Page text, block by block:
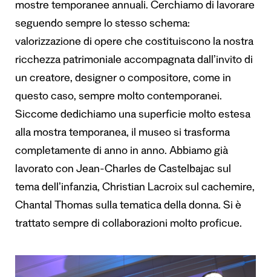
mostre temporanee annuali. Cerchiamo di lavorare
seguendo sempre lo stesso schema:
valorizzazione di opere che costituiscono la nostra
ricchezza patrimoniale accompagnata dall’invito di
un creatore, designer o compositore, come in
questo caso, sempre molto contemporanei.
Siccome dedichiamo una superficie molto estesa
alla mostra temporanea, il museo si trasforma
completamente di anno in anno. Abbiamo già
lavorato con Jean-Charles de Castelbajac sul
tema dell’infanzia, Christian Lacroix sul cachemire,
Chantal Thomas sulla tematica della donna. Si è
trattato sempre di collaborazioni molto proficue.